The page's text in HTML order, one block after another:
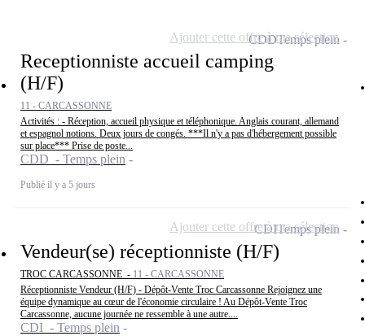
Receptionniste accueil camping
(H/F)
11 - CARCASSONNE
Activités : - Réception, accueil physique et téléphonique. Anglais courant, allemand
et espagnol notions. Deux jours de congés. ***Il n'y a pas d'hébergement possible
sur place*** Prise de poste...
CDD - Temps plein
Publié il y a 5 jours
CDDTemps plein
Ajouter cette offre à ma sélection
Vendeur(se) réceptionniste (H/F)
TROC CARCASSONNE - 11 - CARCASSONNE
Réceptionniste Vendeur (H/F) - Dépôt-Vente Troc Carcassonne Rejoignez une
équipe dynamique au cœur de l'économie circulaire ! Au Dépôt-Vente Troc
Carcassonne, aucune journée ne ressemble à une autre....
CDI - Temps plein
CDITemps plein
Ajouter cette offre à ma sélection